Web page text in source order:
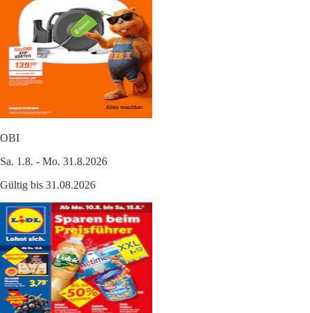
OBI
Sa. 1.8. - Mo. 31.8.2026
Gültig bis 31.08.2026